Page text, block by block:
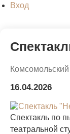
Вход
16.04.2026
Спектакль по
театральной